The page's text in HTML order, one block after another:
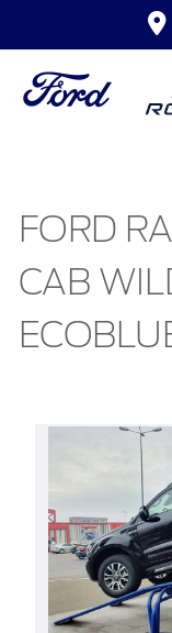
FORD
CAB